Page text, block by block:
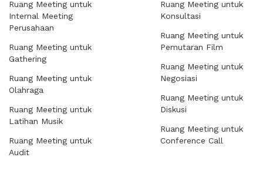
Ruang Meeting untuk
Internal Meeting
Perusahaan
Ruang Meeting untuk
Gathering
Ruang Meeting untuk
Olahraga
Ruang Meeting untuk
Latihan Musik
Ruang Meeting untuk
Audit
Ruang Meeting untuk
Konsultasi
Ruang Meeting untuk
Pemutaran Film
Ruang Meeting untuk
Negosiasi
Ruang Meeting untuk
Diskusi
Ruang Meeting untuk
Conference Call